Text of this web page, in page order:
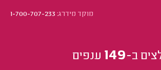
מוקד מידרג:1-700-707-233
ב-149 ענפים